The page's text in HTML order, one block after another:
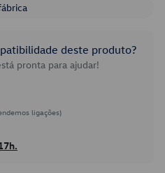
deste produto?
pronta para ajudar!
ligações)